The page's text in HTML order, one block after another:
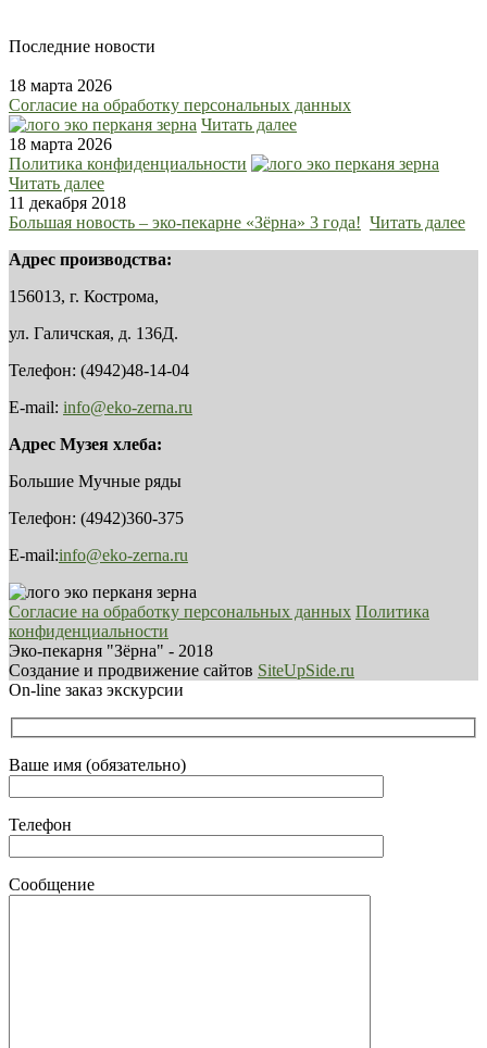
Последние новости
18 марта 2026
Согласие на обработку персональных данных
Читать далее
18 марта 2026
Политика конфиденциальности
Читать далее
11 декабря 2018
Большая новость – эко-пекарне «Зёрна» 3 года! Читать далее
Адрес производства:
156013, г. Кострома,
ул. Галичская, д. 136Д.
Телефон: (4942)48-14-04
E-mail: info@eko-zerna.ru
Адрес Музея хлеба:
Большие Мучные ряды
Телефон: (4942)360-375
E-mail:info@eko-zerna.ru
Согласие на обработку персональных данных Политика
конфиденциальности
Эко-пекарня "Зёрна" - 2018
Создание и продвижение сайтов SiteUpSide.ru
On-line заказ экскурсии
Ваше имя (обязательно)
Телефон
Сообщение